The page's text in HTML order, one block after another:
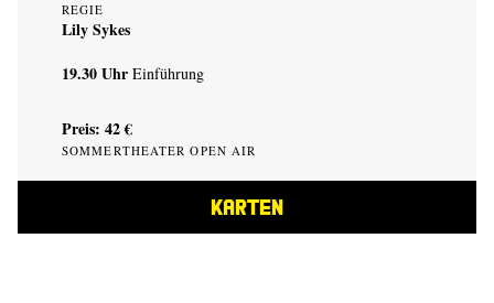
REGIE
Lily Sykes
19.30 Uhr Einführung
Preis: 42 €
SOMMERTHEATER OPEN AIR
KARTEN